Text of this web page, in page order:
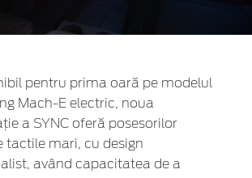
pentru prima oară pe modelul
Mach-E electric, noua
a SYNC oferă posesorilor
tactile mari, cu design
având capacitatea de a